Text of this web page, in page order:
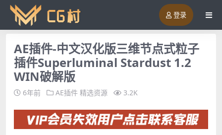
登录
AE插件-中文汉化版三维节点式粒子
插件Superluminal Stardust 1.2
WIN破解版
6年前 AE插件 精选资源 3.2K